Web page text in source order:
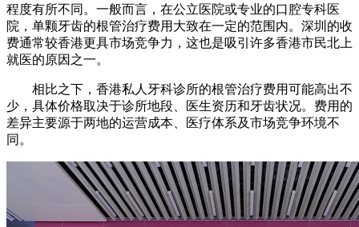
程度有所不同。一般而言，在公立医院或专业的口腔专科医
院，单颗牙齿的根管治疗费用大致在一定的范围内。深圳的收
费通常较香港更具市场竞争力，这也是吸引许多香港市民北上
就医的原因之一。
相比之下，香港私人牙科诊所的根管治疗费用可能高出不
少，具体价格取决于诊所地段、医生资历和牙齿状况。费用的
差异主要源于两地的运营成本、医疗体系及市场竞争环境不
同。